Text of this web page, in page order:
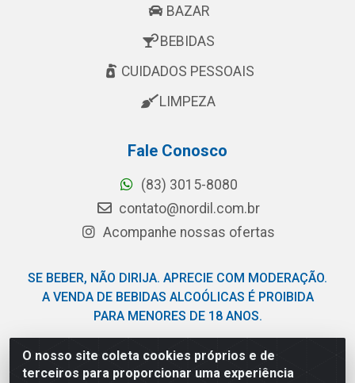
O nosso site coleta cookies próprios e de
terceiros para proporcionar uma experiência
BAZAR
BEBIDAS
CUIDADOS PESSOAIS
LIMPEZA
Fale Conosco
(83) 3015-8080
contato@nordil.com.br
Acompanhe nossas ofertas
SE BEBER, NÃO DIRIJA. APRECIE COM MODERAÇÃO.
A VENDA DE BEBIDAS ALCOÓLICAS É PROIBIDA
PARA MENORES DE 18 ANOS.
Nordil Distribuidora - Avenida Liberdade, 2738, Bloco F -